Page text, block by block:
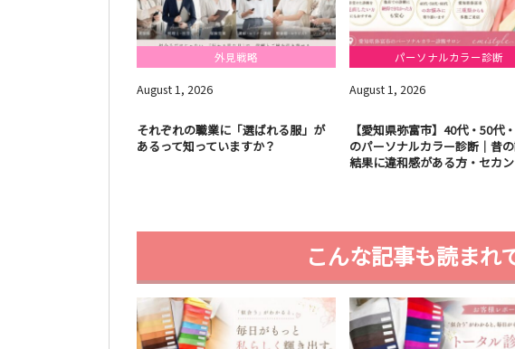
外見戦略
August1, 2026
それぞれの職業に「選ばれる服」が
あるって知っていますか？
パーソナルカラー診断
August1, 2026
【愛知県弥富市】40代・50代
のパーソナルカラー診断｜昔
結果に違和感がある方・セカ
こんな記事も読まれ